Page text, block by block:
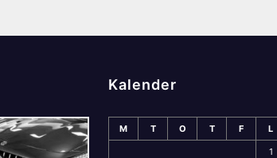
Kalender
M T O T F L
1